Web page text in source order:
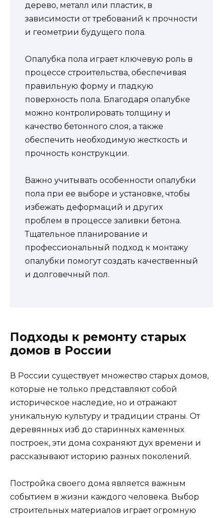
дерево, металл или пластик, в
зависимости от требований к прочности
и геометрии будущего пола.
Опалубка пола играет ключевую роль в
процессе строительства, обеспечивая
правильную форму и гладкую
поверхность пола. Благодаря опалубке
можно контролировать толщину и
качество бетонного слоя, а также
обеспечить необходимую жесткость и
прочность конструкции.
Важно учитывать особенности опалубки
пола при ее выборе и установке, чтобы
избежать деформаций и других
проблем в процессе заливки бетона.
Тщательное планирование и
профессиональный подход к монтажу
опалубки помогут создать качественный
и долговечный пол.
Подходы к ремонту старых
домов в России
В России существует множество старых домов,
которые не только представляют собой
историческое наследие, но и отражают
уникальную культуру и традиции страны. От
деревянных изб до старинных каменных
построек, эти дома сохраняют дух времени и
рассказывают историю разных поколений.
Постройка своего дома является важным
событием в жизни каждого человека. Выбор
строительных материалов играет огромную